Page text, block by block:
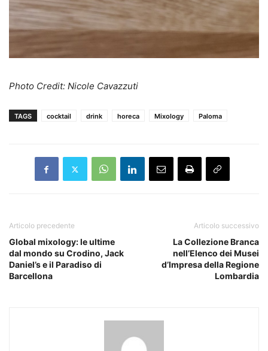
Photo Credit: Nicole Cavazzuti
TAGS cocktail drink horeca Mixology Paloma
Articolo precedente
Global mixology: le ultime
dal mondo su Crodino, Jack
Daniel’s e il Paradiso di
Barcellona
Articolo successivo
La Collezione Branca
nell’Elenco dei Musei
d’Impresa della Regione
Lombardia